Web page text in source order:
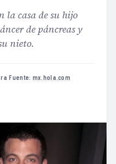
la casa de su hijo
de páncreas y
nieto.
·Fuente: mx.hola.com